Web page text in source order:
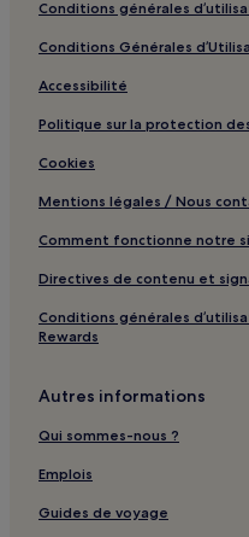
Messaria : Villas
Messaria : Appart’hôtels
Messaria : hôtels 3 étoiles
Messaria : hôtels Hôtels
Messaria : hôtels Hôtels
Perivolos : Appart’hôtels
Perivolos : hôtels 3 étoiles
Pírgos : hôtels Hôtels avec
Pírgos : hôtels Hôtels avec
Pírgos : hôtels Hôtels
Perissa : hôtels Hôtels avec
Conditions générales
Conditions Générales
Accessibilité
Politique sur la protection
Cookies
Mentions légales / Nous
Comment fonctionne notre
Directives de contenu et
Conditions générales
Rewards
Autres informations
Qui sommes-nous ?
Emplois
Guides de voyage